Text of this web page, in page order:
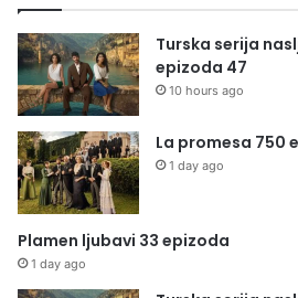
Turska serija
epizoda 47
10 hours ago
La promesa 750
1 day ago
Plamen ljubavi 33 epizoda
1 day ago